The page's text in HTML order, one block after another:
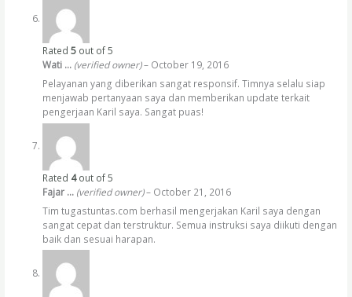
Rated 5out of 5
Wati … (verified owner) – October 19, 2016
Pelayanan yang diberikan sangat responsif. Timnya selalu siap
menjawab pertanyaan saya dan memberikan update terkait
pengerjaan Karil saya. Sangat puas!
Rated 4out of 5
Fajar … (verified owner) – October 21, 2016
Tim tugastuntas.com berhasil mengerjakan Karil saya dengan
sangat cepat dan terstruktur. Semua instruksi saya diikuti dengan
baik dan sesuai harapan.